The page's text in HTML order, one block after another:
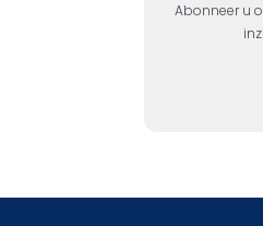
Abonneer u